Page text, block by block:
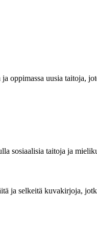
oppimassa uusia taitoja,
sosiaalisia taitoja ja
ja selkeitä kuvakirjoja,